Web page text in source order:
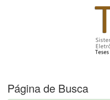
Página de Busca